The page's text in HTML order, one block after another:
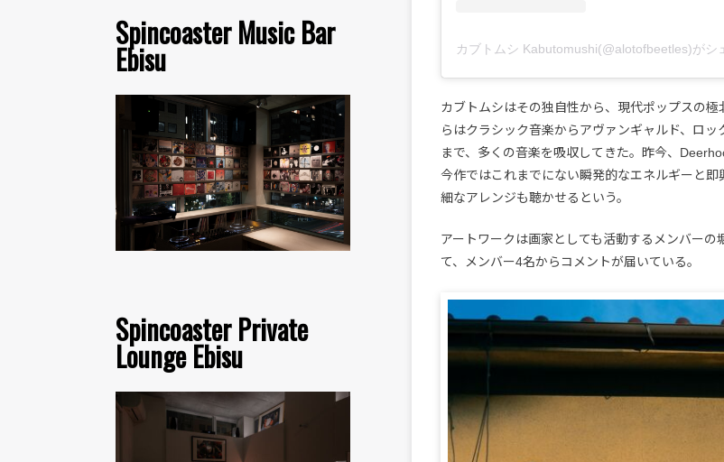
Spincoaster Music Bar
Ebisu
Spincoaster Private
Lounge Ebisu
カブトムシはその独自性から、現代ポップスの
らはクラシック音楽からアヴァンギャルド、ロ
まで、多くの音楽を吸収してきた。昨今、
今作ではこれまでにない瞬発的なエネルギーと
細なアレンジも聴かせるという。
アートワークは画家としても活動するメンバー
て、メンバー4名からコメントが届いている。